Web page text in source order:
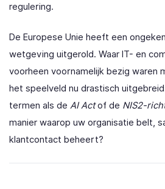
regulering.
De Europese Unie heeft een
wetgeving uitgerold. Waar IT- en
voorheen voornamelijk bezig waren
het speelveld nu drastisch
termen als de AI Actof de NIS2-
manier waarop uw organisatie belt,
klantcontact beheert?